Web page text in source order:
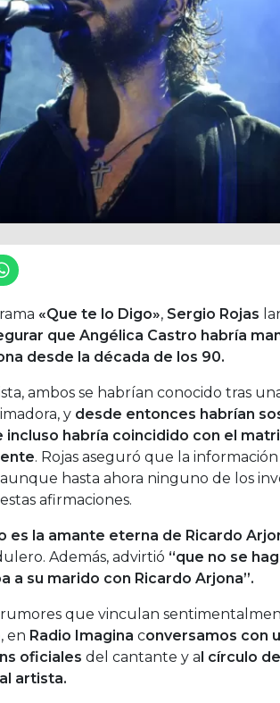
«Que te lo Digo», Sergio Rojas
que Angélica Castro habría
desde la década de los 90.
ambos se habrían conocido tras
y desde entonces habrían
incluso habría coincidido con el
. Rojas aseguró que la
hasta ahora ninguno de los
afirmaciones.
es la amante eterna de Ricardo
Además, advirtió “que no se
a su marido con Ricardo Arjona”.
que vinculan
, en Radio Imagina conversamos con
oficiales del cantante y al círculo
artista.